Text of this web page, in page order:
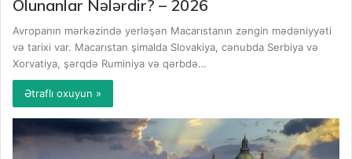
Olunanlar Nələrdir? – 2026
Avropanın mərkəzində yerləşən Macarıstanın zəngin mədəniyyəti
və tarixi var. Macarıstan şimalda Slovakiya, cənubda Serbiya və
Xorvatiya, şərqdə Ruminiya və qərbdə…
Ətraflı oxuyun »